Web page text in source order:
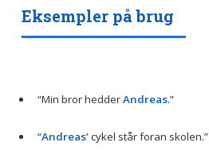
Eksempler på brug
“Min bror hedderAndreas.”
“Andreas’cykel står foran skolen.”